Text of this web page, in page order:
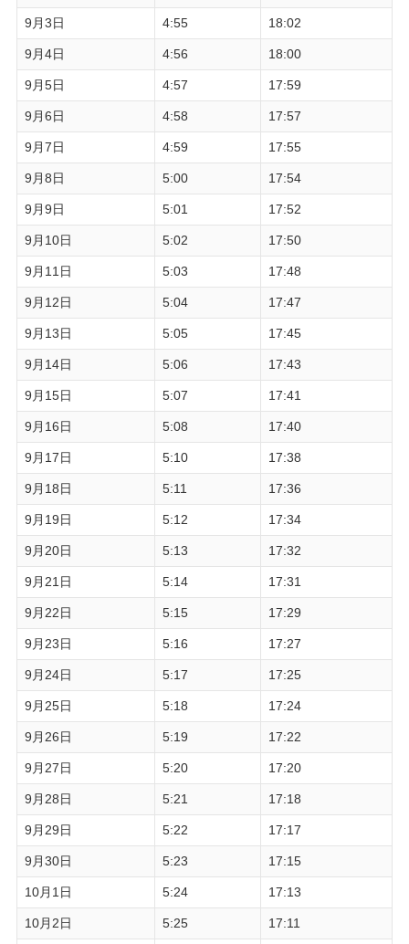
9月3日 4:55 18:02
9月4日 4:56 18:00
9月5日 4:57 17:59
9月6日 4:58 17:57
9月7日 4:59 17:55
9月8日 5:00 17:54
9月9日 5:01 17:52
9月10日 5:02 17:50
9月11日 5:03 17:48
9月12日 5:04 17:47
9月13日 5:05 17:45
9月14日 5:06 17:43
9月15日 5:07 17:41
9月16日 5:08 17:40
9月17日 5:10 17:38
9月18日 5:11 17:36
9月19日 5:12 17:34
9月20日 5:13 17:32
9月21日 5:14 17:31
9月22日 5:15 17:29
9月23日 5:16 17:27
9月24日 5:17 17:25
9月25日 5:18 17:24
9月26日 5:19 17:22
9月27日 5:20 17:20
9月28日 5:21 17:18
9月29日 5:22 17:17
9月30日 5:23 17:15
10月1日 5:24 17:13
10月2日 5:25 17:11